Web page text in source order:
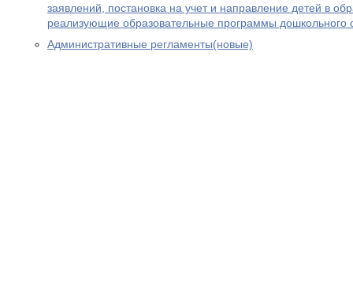
заявлений, постановка на учет и направление детей в
реализующие образовательные программы дошкольного
Административные регламенты(новые)